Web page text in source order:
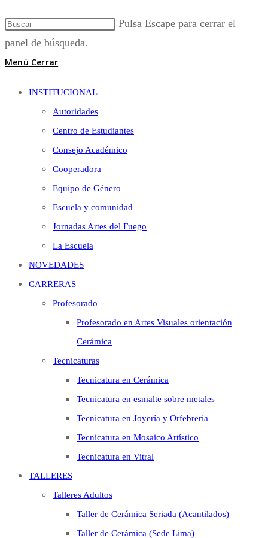
Pulsa Escape para cerrar el
panel de búsqueda.
Menú Cerrar
INSTITUCIONAL
Autoridades
Centro de Estudiantes
Consejo Académico
Cooperadora
Equipo de Género
Escuela y comunidad
Jornadas Artes del Fuego
La Escuela
NOVEDADES
CARRERAS
Profesorado
Profesorado en Artes Visuales orientación
Cerámica
Tecnicaturas
Tecnicatura en Cerámica
Tecnicatura en esmalte sobre metales
Tecnicatura en Joyería y Orfebrería
Tecnicatura en Mosaico Artístico
Tecnicatura en Vitral
TALLERES
Talleres Adultos
Taller de Cerámica Seriada (Acantilados)
Taller de Cerámica (Sede Lima)